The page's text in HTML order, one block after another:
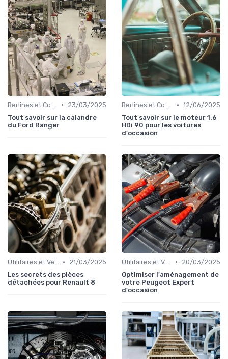
Berlines et Compactes •
23/03/2025
Tout savoir sur la calandre
du Ford Ranger
Berlines et Compactes • 12/06/2025
Tout savoir sur le moteur 1.6
HDi 90 pour les voitures
d'occasion
Utilitaires et Véhicules Spéciaux •
21/03/2025
Les secrets des pièces
détachées pour Renault 8
Utilitaires et Véhicules Spéciaux •
20/03/2025
Optimiser l'aménagement de
votre Peugeot Expert
d'occasion